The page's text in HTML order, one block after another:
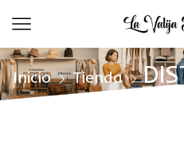
Inicio Tienda